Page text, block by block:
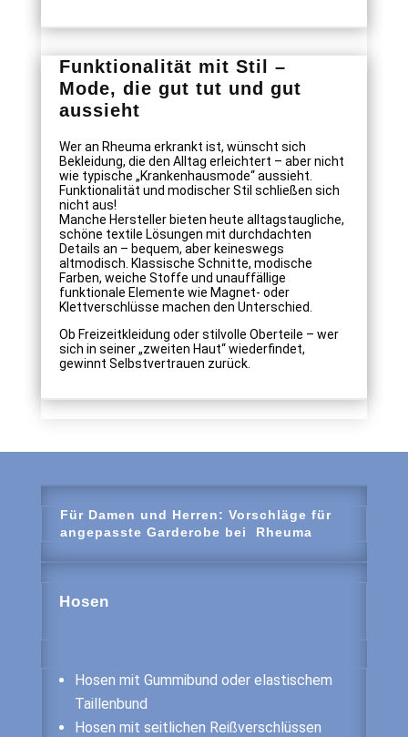
Funktionalität mit Stil –
Mode, die gut tut und gut
aussieht
Wer an Rheuma erkrankt ist, wünscht sich
Bekleidung, die den Alltag erleichtert – aber nicht
wie typische „Krankenhausmode“ aussieht.
Funktionalität und modischer Stil schließen sich
nicht aus!
Manche Hersteller bieten heute alltagstaugliche,
schöne textile Lösungen mit durchdachten
Details an – bequem, aber keineswegs
altmodisch. Klassische Schnitte, modische
Farben, weiche Stoffe und unauffällige
funktionale Elemente wie Magnet- oder
Klettverschlüsse machen den Unterschied.
Ob Freizeitkleidung oder stilvolle Oberteile – wer
sich in seiner „zweiten Haut“ wiederfindet,
gewinnt Selbstvertrauen zurück.
Für Damen und Herren: Vorschläge für
angepasste Garderobe bei Rheuma
Hosen
Hosen mit Gummibund oder elastischem
Taillenbund
Hosen mit seitlichen Reißverschlüssen